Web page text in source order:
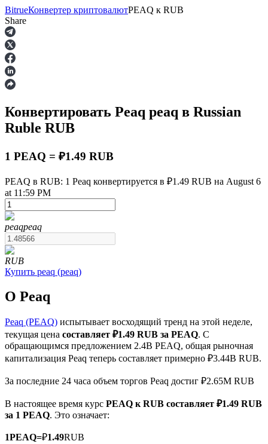
Фьючерсы
USDT-фьючерсы
Фьючерсы с использованием USDT в качестве
Фьючерсы на COIN-M
Криптовалютные фьючерсы
TradFi
сырьевые товары
BitrueКонвертер криптовалютPEAQ к RUB
Share
Конвертировать Peaq peaq в Russian
Ruble RUB
1 PEAQ = ₽1.49 RUB
PEAQ в RUB: 1 Peaq конвертируется в ₽1.49 RUB на August 6
at 11:59 PM
peaqpeaq
RUB
Купить peaq (peaq)
О Peaq
Peaq (PEAQ) испытывает восходящий тренд на этой неделе,
текущая цена составляет ₽1.49 RUB за PEAQ. С
обращающимся предложением 2.4B PEAQ, общая рыночная
капитализация Peaq теперь составляет примерно ₽3.44B RUB.
За последние 24 часа объем торгов Peaq достиг ₽2.65M RUB
В настоящее время курс PEAQ к RUB составляет ₽1.49 RUB
за 1 PEAQ. Это означает:
1PEAQ=₽1.49RUB